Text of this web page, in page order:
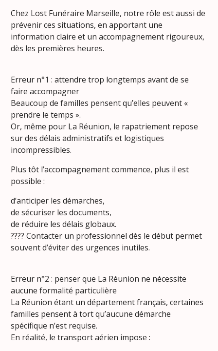
Chez Lost Funéraire Marseille, notre rôle est aussi de
prévenir ces situations, en apportant une
information claire et un accompagnement rigoureux,
dès les premières heures.
Erreur n°1 : attendre trop longtemps avant de se
faire accompagner
Beaucoup de familles pensent qu’elles peuvent «
prendre le temps ».
Or, même pour La Réunion, le rapatriement repose
sur des délais administratifs et logistiques
incompressibles.
Plus tôt l’accompagnement commence, plus il est
possible :
d’anticiper les démarches,
de sécuriser les documents,
de réduire les délais globaux.
???? Contacter un professionnel dès le début permet
souvent d’éviter des urgences inutiles.
Erreur n°2 : penser que La Réunion ne nécessite
aucune formalité particulière
La Réunion étant un département français, certaines
familles pensent à tort qu’aucune démarche
spécifique n’est requise.
En réalité, le transport aérien impose :